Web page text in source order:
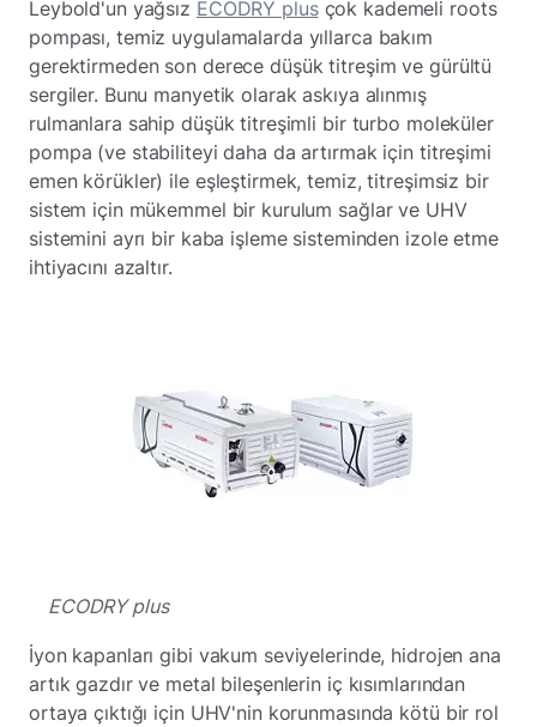
Leybold'un yağsız ECODRY plusçok kademeli roots
pompası, temiz uygulamalarda yıllarca bakım
gerektirmeden son derece düşük titreşim ve gürültü
sergiler. Bunu manyetik olarak askıya alınmış
rulmanlara sahip düşük titreşimli bir turbo moleküler
pompa (ve stabiliteyi daha da artırmak için titreşimi
emen körükler) ile eşleştirmek, temiz, titreşimsiz bir
sistem için mükemmel bir kurulum sağlar ve UHV
sistemini ayrı bir kaba işleme sisteminden izole etme
ihtiyacını azaltır.
ECODRY plus
İyon kapanları gibi vakum seviyelerinde, hidrojen ana
artık gazdır ve metal bileşenlerin iç kısımlarından
ortaya çıktığı için UHV'nin korunmasında kötü bir rol